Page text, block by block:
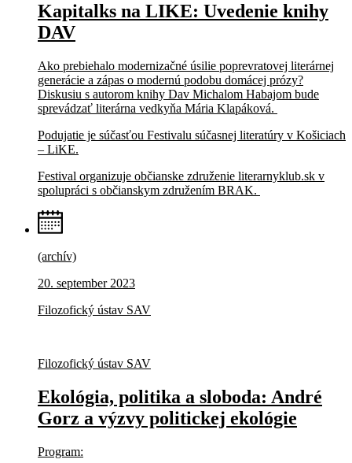
Kapitalks na LIKE: Uvedenie knihy
DAV
Ako prebiehalo modernizačné úsilie poprevratovej literárnej
generácie a zápas o modernú podobu domácej prózy?
Diskusiu s autorom knihy Dav Michalom Habajom bude
sprevádzať literárna vedkyňa Mária Klapáková.
Podujatie je súčasťou Festivalu súčasnej literatúry v Košiciach
– LiKE.
Festival organizuje občianske združenie literarnyklub.sk v
spolupráci s občianskym združením BRAK.
(archív)
20. september 2023
Filozofický ústav SAV
Filozofický ústav SAV
Ekológia, politika a sloboda: André
Gorz a výzvy politickej ekológie
Program: